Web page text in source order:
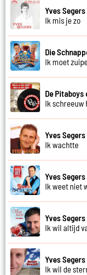
Yves Segers
Ik mis je zo
Die
Ik moet
De Pitaboys
Ik schreeuw
Yves Segers
Ik wachtte
Yves Segers
Ik weet niet
Yves Segers
Ik wil altijd
Yves Segers
Ik wil de